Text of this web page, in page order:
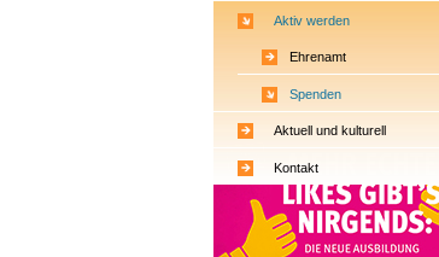
Aktiv werden
Aktuell und kulturell
Kontakt
Ehrenamt
Spenden